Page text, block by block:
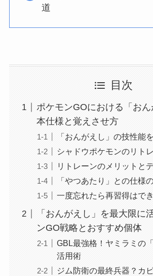
道
目次
ポケモンGOにおける「お
本仕様と覚えさせ方
「おんがえし」の技性能
シャドウポケモンのリト
リトレーンのメリットと
「やつあたり」との仕様
一度忘れたら再習得はで
「おんがえし」を最大限に
ンGO戦略とおすすめ個体
GBL最強格！ヤミラミの
活用術
ジム防衛の最終兵器？カ